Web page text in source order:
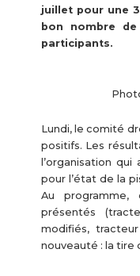
juillet pour une
bon nombre
participants.
Lundi, le comité
positifs. Les
l’organisation
pour l’état de la
Au
présentés
modifiés,
nouveauté : la tire